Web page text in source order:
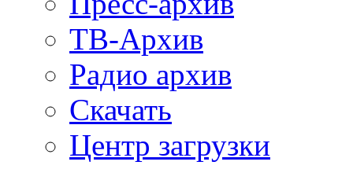
ТВ-Архив
Радио архив
Скачать
Центр загрузки